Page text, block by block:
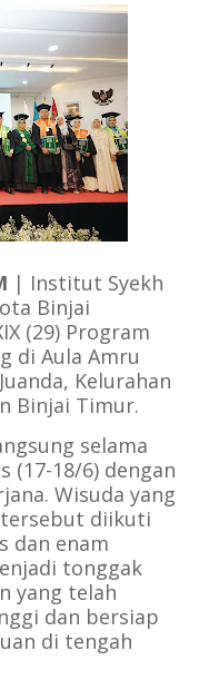
| Institut Syekh
Binjai
(29) Program
di Aula Amru
Kelurahan
Binjai Timur.
selama
(17-18/6) dengan
Wisuda yang
tersebut diikuti
dan enam
tonggak
yang telah
dan bersiap
di tengah